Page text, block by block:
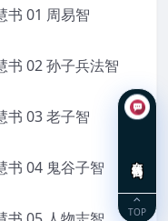
书 01 周易智
书 02 孙子兵法智
书 03 老子智
书 04 鬼谷子智
TOP